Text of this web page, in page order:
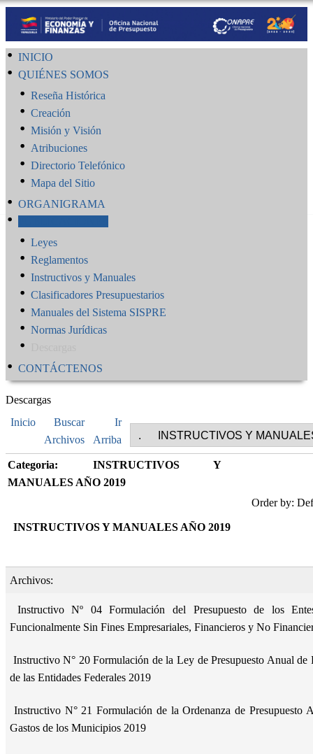
INICIO
QUIÉNES SOMOS
Reseña Histórica
Creación
Misión y Visión
Atribuciones
Directorio Telefónico
Mapa del Sitio
ORGANIGRAMA
Leyes
Reglamentos
Instructivos y Manuales
Clasificadores Presupuestarios
Manuales del Sistema SISPRE
Normas Jurídicas
CONTÁCTENOS
Descargas
Inicio
Buscar
Archivos
Ir
Arriba
Categoria: INSTRUCTIVOS Y
MANUALES AÑO 2019
Order by:
INSTRUCTIVOS Y MANUALES AÑO 2019
Archivos:
Instructivo Nº 04 Formulación del Presupuesto de los
Funcionalmente Sin Fines Empresariales, Financieros y No
Instructivo N° 20 Formulación de la Ley de Presupuesto Anual de
de las Entidades Federales 2019
Instructivo N° 21 Formulación de la Ordenanza de Presupuesto
Gastos de los Municipios 2019